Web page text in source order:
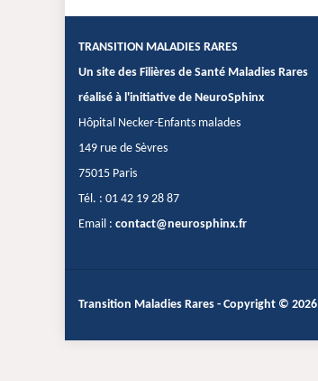
TRANSITION MALADIES RARES
Un site des Filières de Santé Maladies Rares
réalisé à l'initiative de NeuroSphinx
Hôpital Necker-Enfants malades
149 rue de Sèvres
75015 Paris
Tél. : 01 42 19 28 87
Email : contact@neurosphinx.fr
Transition Maladies Rares - Copyright © 2026